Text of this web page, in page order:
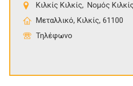
Κιλκίς Κιλκίς
Νομός Κιλκίς
Μεταλλικό, Κιλκίς, 61100
Τηλέφωνο